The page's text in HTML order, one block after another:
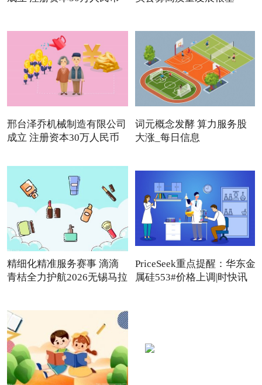
邢台泽乔机械制造有限公司
成立 注册资本30万人民币
词元概念发酵 算力服务股
大涨_每日信息
精细化精准服务赛事 滴滴
青桔全力护航2026无锡马拉
PriceSeek重点提醒：华东金
属硅553#价格上调|时快讯